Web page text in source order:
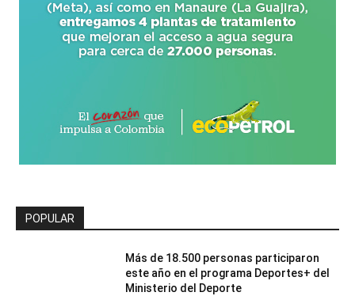
POPULAR
Más de 18.500 personas participaron
este año en el programa Deportes+ del
Ministerio del Deporte